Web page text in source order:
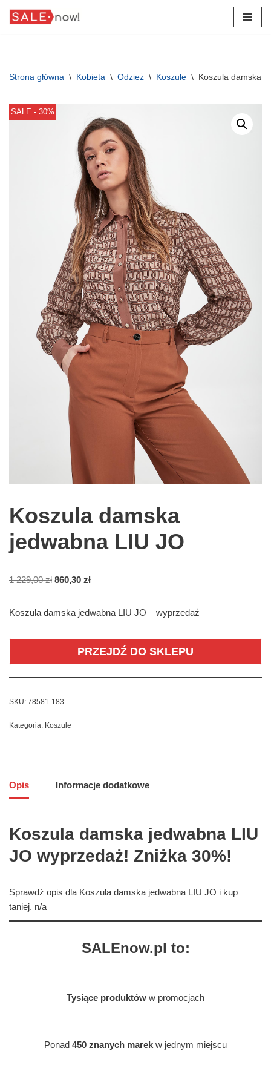
Strona główna \ Kobieta \ Odzież \ Koszule \ Koszula damska
SALE - 30%
Koszula damska
jedwabna LIU JO
1 229,00zł 860,30 zł
Koszula damska jedwabna LIU JO – wyprzedaż
PRZEJDŹ DO SKLEPU
SKU: 78581-183
Kategoria: Koszule
Opis Informacje dodatkowe
Koszula damska jedwabna LIU
JO wyprzedaż! Zniżka 30%!
Sprawdź opis dla Koszula damska jedwabna LIU JO i kup
taniej. n/a
SALEnow.pl to:
Tysiące produktów w promocjach
Ponad 450 znanych marek w jednym miejscu